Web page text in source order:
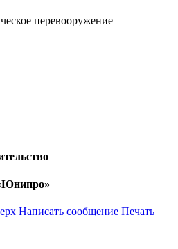
перевооружение
Написать сообщение Печать